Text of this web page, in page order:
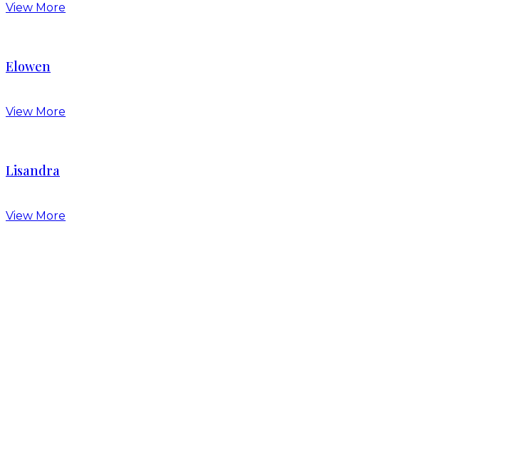
View More
Elowen
View More
Lisandra
View More